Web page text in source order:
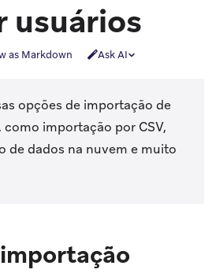
usuários
as Markdown Ask AI
opções de importação de
como importação por CSV,
de dados na nuvem e muito